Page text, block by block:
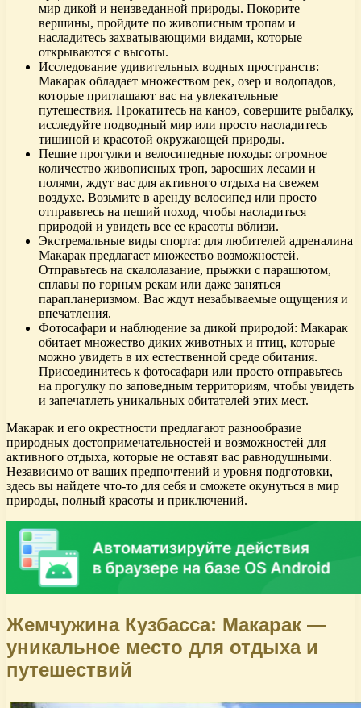
мир дикой и неизведанной природы. Покорите
вершины, пройдите по живописным тропам и
насладитесь захватывающими видами, которые
открываются с высоты.
Исследование удивительных водных пространств:
Макарак обладает множеством рек, озер и водопадов,
которые приглашают вас на увлекательные
путешествия. Прокатитесь на каноэ, совершите рыбалку,
исследуйте подводный мир или просто насладитесь
тишиной и красотой окружающей природы.
Пешие прогулки и велосипедные походы: огромное
количество живописных троп, заросших лесами и
полями, ждут вас для активного отдыха на свежем
воздухе. Возьмите в аренду велосипед или просто
отправьтесь на пеший поход, чтобы насладиться
природой и увидеть все ее красоты вблизи.
Экстремальные виды спорта: для любителей адреналина
Макарак предлагает множество возможностей.
Отправьтесь на скалолазание, прыжки с парашютом,
сплавы по горным рекам или даже заняться
парапланеризмом. Вас ждут незабываемые ощущения и
впечатления.
Фотосафари и наблюдение за дикой природой: Макарак
обитает множество диких животных и птиц, которые
можно увидеть в их естественной среде обитания.
Присоединитесь к фотосафари или просто отправьтесь
на прогулку по заповедным территориям, чтобы увидеть
и запечатлеть уникальных обитателей этих мест.
Макарак и его окрестности предлагают разнообразие
природных достопримечательностей и возможностей для
активного отдыха, которые не оставят вас равнодушными.
Независимо от ваших предпочтений и уровня подготовки,
здесь вы найдете что-то для себя и сможете окунуться в мир
природы, полный красоты и приключений.
Жемчужина Кузбасса: Макарак —
уникальное место для отдыха и
путешествий